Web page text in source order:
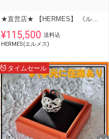
★直営店★ 【HERMES】 《ループ》 シルバー ピアス MM
¥115,500 送料込
HERMES(エルメス)
タイムセール